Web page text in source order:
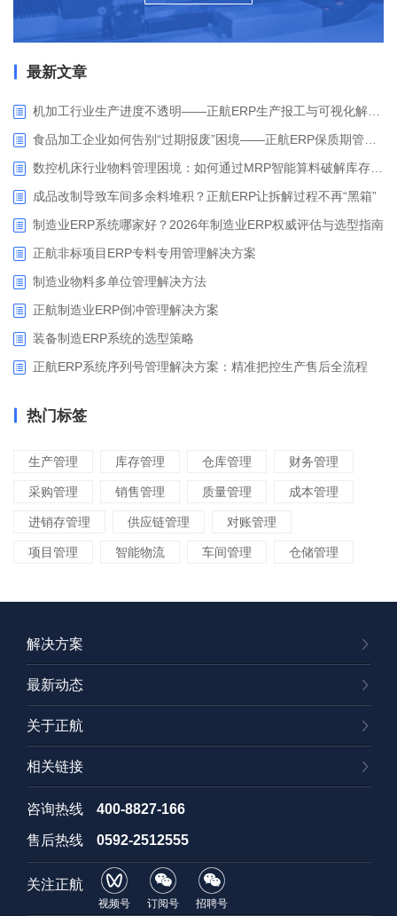
最新文章
成品改制导致车间多余料堆积？正航ERP让拆解过程不再“黑箱”
制造业ERP系统哪家好？2026年制造业ERP权威评估与选型指南
正航非标项目ERP专料专用管理解决方案
制造业物料多单位管理解决方法
正航制造业ERP倒冲管理解决方案
装备制造ERP系统的选型策略
正航ERP系统序列号管理解决方案：精准把控生产售后全流程
热门标签
生产管理 库存管理 仓库管理 财务管理
采购管理 销售管理 质量管理 成本管理
进销存管理 供应链管理 对账管理
项目管理 智能物流 车间管理 仓储管理
解决方案
最新动态
关于正航
相关链接
咨询热线 400-8827-166
售后热线 0592-2512555
关注正航
视频号 订阅号 招聘号